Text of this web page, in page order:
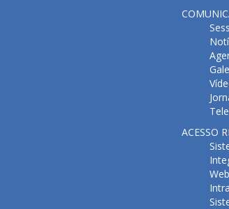
ACESSO